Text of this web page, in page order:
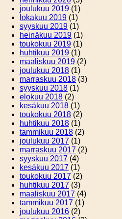
joulukuu 2019 (1)
lokakuu 2019 (1)
syyskuu 2019 (1)
heinäkuu 2019 (1)
toukokuu 2019 (1)
huhtikuu 2019 (1)
maaliskuu 2019 (2)
joulukuu 2018 (1)
marraskuu 2018 (3)
syyskuu 2018 (1)
elokuu 2018 (2)
kesäkuu 2018 (1)
toukokuu 2018 (2)
huhtikuu 2018 (1)
tammikuu 2018 (2)
joulukuu 2017 (1)
marraskuu 2017 (2)
syyskuu 2017 (4)
kesäkuu 2017 (1)
toukokuu 2017 (2)
huhtikuu 2017 (3)
maaliskuu 2017 (4)
tammikuu 2017 (1)
joulukuu 2016 (2)